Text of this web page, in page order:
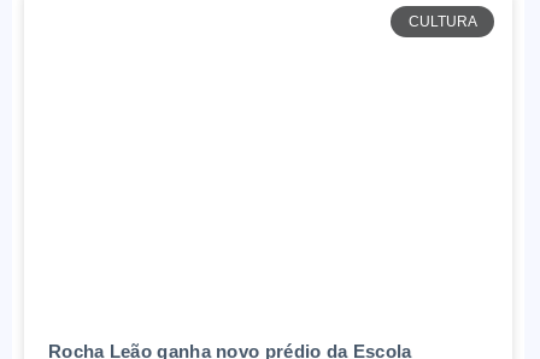
CULTURA
Rocha Leão ganha novo prédio da Escola